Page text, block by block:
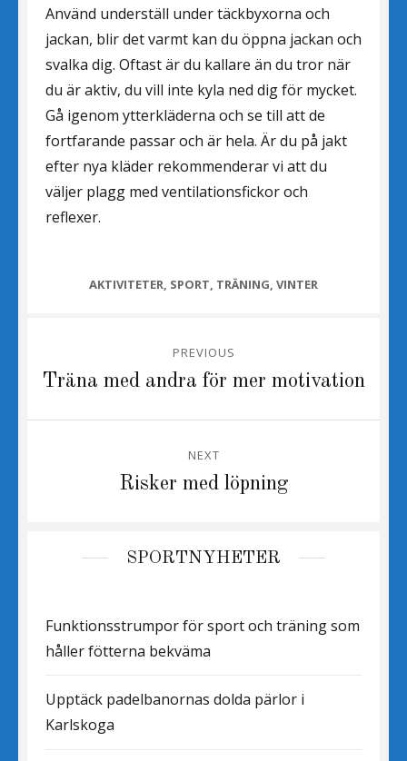
Använd underställ under täckbyxorna och
jackan, blir det varmt kan du öppna jackan och
svalka dig. Oftast är du kallare än du tror när
du är aktiv, du vill inte kyla ned dig för mycket.
Gå igenom ytterkläderna och se till att de
fortfarande passar och är hela. Är du på jakt
efter nya kläder rekommenderar vi att du
väljer plagg med ventilationsfickor och
reflexer.
CATEGORIES
AKTIVITETER, SPORT, TRÄNING, VINTER
PREVIOUS
Previous
Träna med andra för mer motivation
NEXT
Risker med löpning
SPORTNYHETER
Funktionsstrumpor för sport och träning som
håller fötterna bekväma
Upptäck padelbanornas dolda pärlor i
Karlskoga